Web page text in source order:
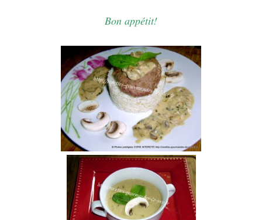
Bon appétit!